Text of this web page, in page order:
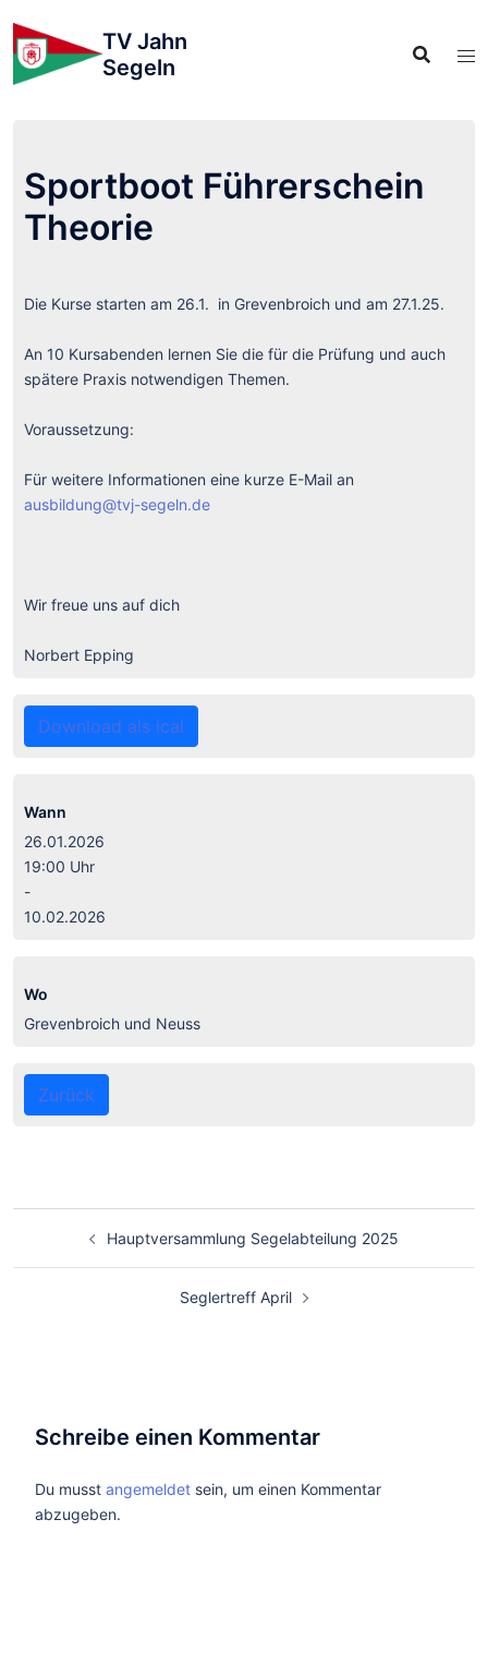
TV Jahn
Segeln
Sportboot Führerschein
Theorie
Die Kurse starten am 26.1. in Grevenbroich und am 27.1.25.
An 10 Kursabenden lernen Sie die für die Prüfung und auch
spätere Praxis notwendigen Themen.
Voraussetzung:
Für weitere Informationen eine kurze E-Mail an
ausbildung@tvj-segeln.de
Wir freue uns auf dich
Norbert Epping
Download als ical
Wann
26.01.2026
19:00 Uhr
-
10.02.2026
Wo
Grevenbroich und Neuss
Zurück
Hauptversammlung Segelabteilung 2025
Seglertreff April
Schreibe einen Kommentar
Du musst angemeldet sein, um einen Kommentar
abzugeben.